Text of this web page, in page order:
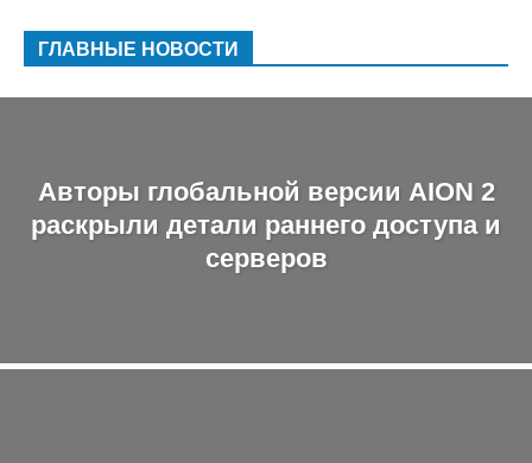
ГЛАВНЫЕ НОВОСТИ
Авторы глобальной версии AION 2
раскрыли детали раннего доступа и
серверов